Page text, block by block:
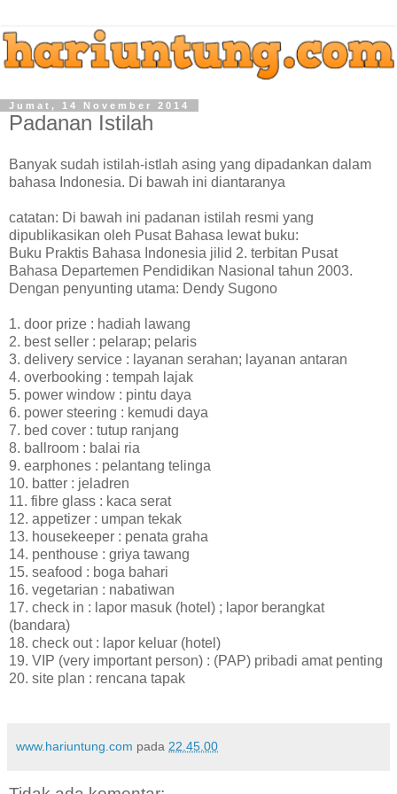
Jumat, 14 November 2014
Padanan Istilah
Banyak sudah istilah-istlah asing yang dipadankan dalam
bahasa Indonesia. Di bawah ini diantaranya
catatan: Di bawah ini padanan istilah resmi yang
dipublikasikan oleh Pusat Bahasa lewat buku:
Buku Praktis Bahasa Indonesia jilid 2. terbitan Pusat
Bahasa Departemen Pendidikan Nasional tahun 2003.
Dengan penyunting utama: Dendy Sugono
1. door prize : hadiah lawang
2. best seller : pelarap; pelaris
3. delivery service : layanan serahan; layanan antaran
4. overbooking : tempah lajak
5. power window : pintu daya
6. power steering : kemudi daya
7. bed cover : tutup ranjang
8. ballroom : balai ria
9. earphones : pelantang telinga
10. batter : jeladren
11. fibre glass : kaca serat
12. appetizer : umpan tekak
13. housekeeper : penata graha
14. penthouse : griya tawang
15. seafood : boga bahari
16. vegetarian : nabatiwan
17. check in : lapor masuk (hotel) ; lapor berangkat
(bandara)
18. check out : lapor keluar (hotel)
19. VIP (very important person) : (PAP) pribadi amat penting
20. site plan : rencana tapak
www.hariuntung.com pada 22.45.00